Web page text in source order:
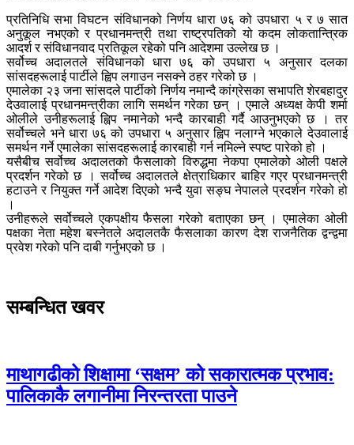
प्रतिनिधि सभा विघटन संविधानको निर्णय धारा ७६ को उपधारा ५ र ७ सात
अनुकूल नभएको र प्रधानमन्त्री तथा राष्ट्रपतिको यो कदम लोकतान्त्रिक
आदर्श र संविधानवाद प्रतिकूल रहेको पनि आदेशमा उल्लेख छ ।
सर्वोच्च अदालतले संविधानको धारा ७६ को उपधारा ५ अनुसार दलका
सांसदहरूलाई पार्टीले ह्विप लगाउन नसक्ने ठहर गरेको छ ।
एमालेका २३ जना सांसदले पार्टीको निर्णय नमान्दै कांग्रेसका सभापति शेरबहादुर
देउवालाई प्रधानमन्त्रीका लागि समर्थन गरेका छन् । एमाले अध्यक्ष केपी शर्मा
ओलीले उनीहरूलाई ह्विप नमानेको भन्दै कारबाही गर्दै आउनुभएको छ । तर
सर्वोच्चले भने धारा ७६ को उपधारा ५ अनुसार ह्विप नलाग्ने भएकाले देउवालाई
समर्थन गर्ने एमालेका सांसदहरूलाई कारबाही गर्न नमिल्ने स्पष्ट पारेको हो ।
यसैबीच सर्वोच्च अदालतको फैसलाको विरुद्धमा नेकपा एमालेको ओली पक्षले
प्रदर्शन गरेको छ । सर्वोच्च अदालतले क्षेत्राधिकार बाहिर गएर प्रधानमन्त्री
हटाउने र नियुक्त गर्ने आदेश दिएको भन्दै युवा सङ्घ नेपालले प्रदर्शन गरेको हो
।
उनीहरूले सर्वोच्चले एकपक्षीय फैसला गरेको बताएका छन् । एमालेका ओली
पक्षका नेता महेश बस्नेतले अदालतकै फैसलाका कारण देश राजनैतिक द्वन्द्वमा
प्रवेश गरेको पनि दाबी गर्नुभएको छ ।
सम्बन्धित खवर
माथागढीको शिक्षामा ‘सक्षम’ को सकारात्मक प्रभाव:
पालिकाकै लगानीमा निरन्तरता पाउने